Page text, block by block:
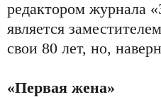
редактором журнала
является
свои 80 лет, но,
«Первая жена»